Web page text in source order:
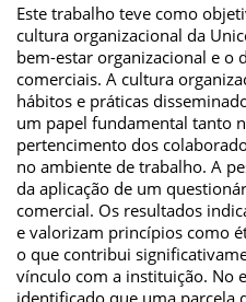
Este trabalho teve como
cultura organizacional da
bem-estar organizacional e o
comerciais. A cultura
hábitos e práticas
um papel fundamental tanto
pertencimento dos
no ambiente de trabalho. A
da aplicação de um
comercial. Os resultados
e valorizam princípios como
o que contribui
vínculo com a instituição. No
identificado que uma parcela